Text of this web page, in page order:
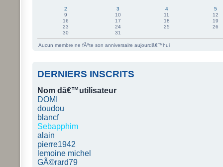
2 3 4
5
9
10 11
12
16
17 18
19
23
24 25
26
30
31
Aucun membre ne fÃªte son anniversaire aujourdâ€™hui
DERNIERS INSCRITS
Nom dâ€™utilisateur
DOMI
doudou
blancf
Sebapphim
alain
pierre1942
lemoine michel
GÃ©rard79